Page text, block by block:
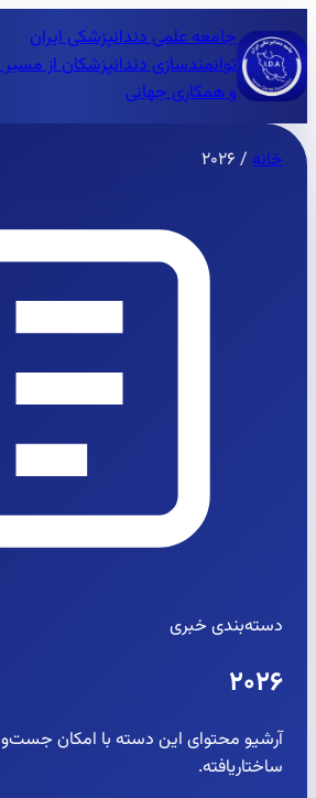
جامعه علمی دندانپزشکی ایران
توانمندسازی دندانپزشکان از
و همکاری جهانی
خانه / ۲۰۲۶
دسته‌بندی خبری
۲۰۲۶
آرشیو محتوای این دسته با امکان
ساختاریافته.